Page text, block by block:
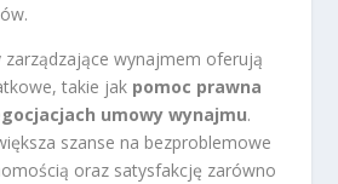
wynajmem oferują
takie jak pomoc prawna
umowy wynajmu.
szanse na bezproblemowe
oraz satysfakcję zarówno